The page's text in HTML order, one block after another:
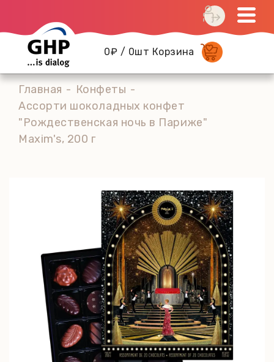
0₽ / 0шт Корзина
Главная
Конфеты
Ассорти шоколадных конфет
"Рождественская ночь в Париже"
Maxim's, 200 г